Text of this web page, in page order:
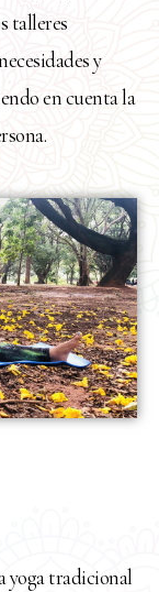
talleres
y
en cuenta la
yoga tradicional